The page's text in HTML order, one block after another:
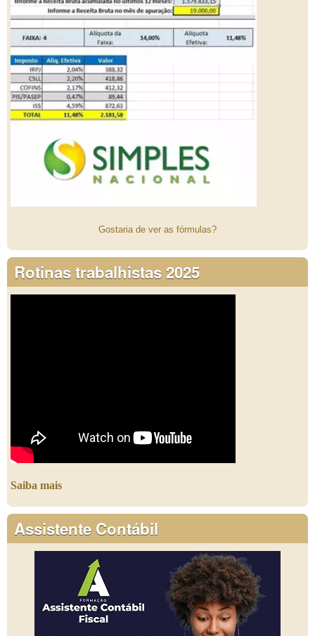
Gostaria de ver as fórmulas?
Rotinas trabalhistas 2025
Saiba mais
Assistente Contábil